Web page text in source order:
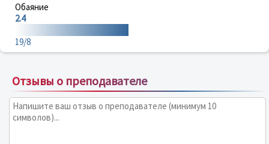
Обаяние
2.4
19/8
Отзывы о преподавателе